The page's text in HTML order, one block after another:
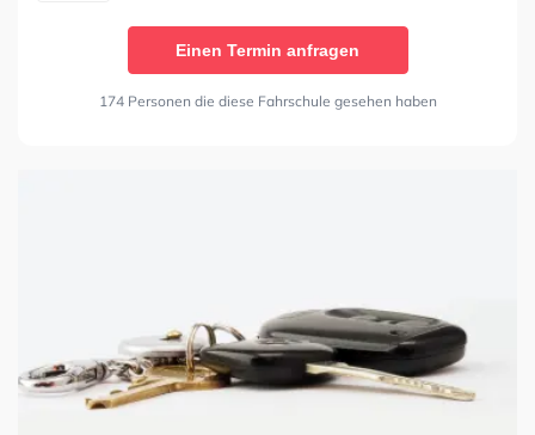
Einen Termin anfragen
174 Personen die diese Fahrschule gesehen haben